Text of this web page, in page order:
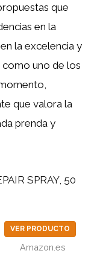
que
en la
la excelencia y
como uno de los
que valora la
prenda y
SPRAY, 50
VER PRODUCTO
Amazon.es